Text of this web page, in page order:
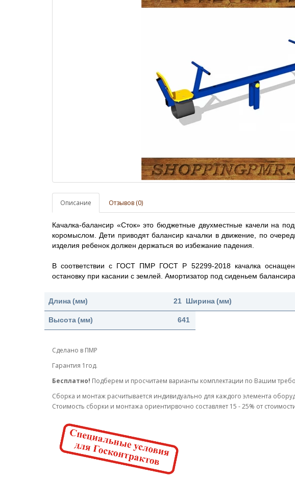
Описание Отзывов (0)
Качалка-балансир «Сток» это бюджетные двухместные качели на
коромыслом. Дети приводят балансир качалки в движение, по
изделия ребенок должен держаться во избежание падения.
В соответствии с ГОСТ ПМР ГОСТ Р 52299-2018 качалка
остановку при касании с землей. Амортизатор под сиденьем
Длина (мм) 2137Ширина (мм)
Высота (мм) 641
Сделано в ПМР
Гарантия 1год.
Бесплатно! Подберем и просчитаем варианты комплектации по Вашим
Cборка и монтаж расчитывается индивидуально для каждого элемента
Стоимость сборки и монтажа ориентирвочно составляет 15 - 25% от